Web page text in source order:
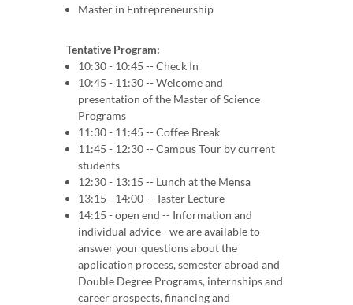
Master in Entrepreneurship
Tentative Program:
10:30 - 10:45 -- Check In
10:45 - 11:30 -- Welcome and
presentation of the Master of Science
Programs
11:30 - 11:45 -- Coffee Break
11:45 - 12:30 -- Campus Tour by current
students
12:30 - 13:15 -- Lunch at the Mensa
13:15 - 14:00 -- Taster Lecture
14:15 - open end -- Information and
individual advice - we are available to
answer your questions about the
application process, semester abroad and
Double Degree Programs, internships and
career prospects, financing and